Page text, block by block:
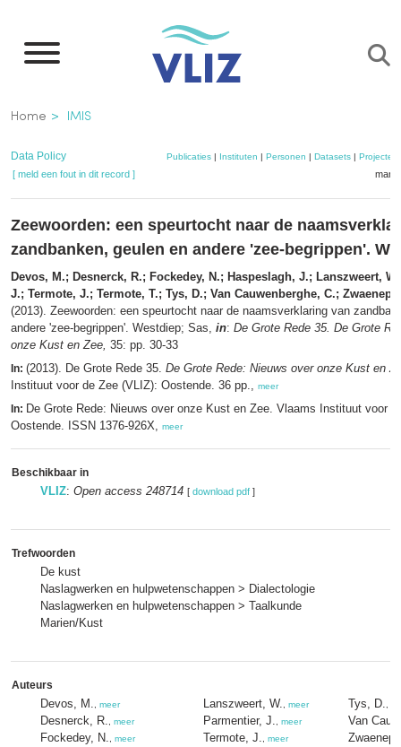
naar
inhoud
gaan
Kruimelpad
Home IMIS
Data Policy Publicaties| Instituten | Personen | Datasets| Projecten
[ meld een fout in dit record ]
Zeewoorden: een speurtocht naar de
zandbanken, geulen en andere 'zee-begrippen'.
Devos, M.; Desnerck, R.; Fockedey, N.; Haspeslagh, J.; Lanszweert,
J.; Termote, J.; Termote, T.; Tys, D.; Van Cauwenberghe, C.;
(2013). Zeewoorden: een speurtocht naar de naamsverklaring van
andere 'zee-begrippen'. Westdiep; Sas, in: De Grote Rede 35. De Grote
onze Kust en Zee, 35: pp. 30-33
In: (2013). De Grote Rede 35. De Grote Rede: Nieuws over onze Kust en
Instituut voor de Zee (VLIZ): Oostende. 36 pp., meer
In: De Grote Rede: Nieuws over onze Kust en Zee. Vlaams Instituut voor
Oostende. ISSN 1376-926X, meer
Beschikbaar in
VLIZ: Open access 248714 [ download pdf ]
Trefwoorden
De kust
Naslagwerken en hulpwetenschappen > Dialectologie
Naslagwerken en hulpwetenschappen > Taalkunde
Marien/Kust
Auteurs
Devos, M. meer
Desnerck, R. meer
Fockedey, N. meer
Lanszweert, W. meer
Parmentier, J. meer
Termote, J. meer
Tys, D.
Van